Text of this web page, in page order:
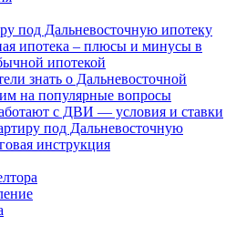
под Дальневосточную ипотеку
ипотека – плюсы и минусы в
ипотекой
знать о Дальневосточной
на популярные вопросы
с ДВИ — условия и ставки
под Дальневосточную
инструкция